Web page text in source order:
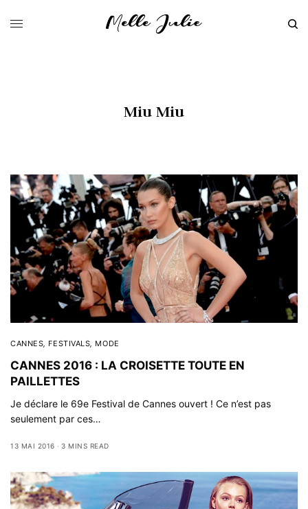
Miu Miu
CANNES, FESTIVALS, MODE
CANNES 2016 : LA CROISETTE TOUTE EN
PAILLETTES
Je déclare le 69e Festival de Cannes ouvert ! Ce n’est pas
seulement par ces…
13 MAI 2016 3 MINS READ